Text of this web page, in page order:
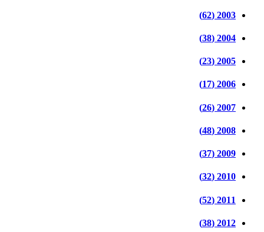
2003 (62)
2004 (38)
2005 (23)
2006 (17)
2007 (26)
2008 (48)
2009 (37)
2010 (32)
2011 (52)
2012 (38)